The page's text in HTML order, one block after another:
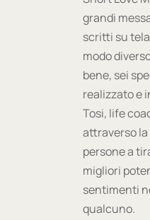
grandi
scritti su tela
modo
bene, sei
realizzato e
Tosi, life
attraverso
persone a
migliori
sentimenti
qualcuno.